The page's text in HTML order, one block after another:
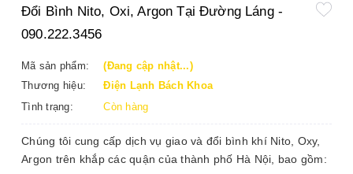
Đổi Bình Nito, Oxi, Argon Tại Đường Láng -
090.222.3456
Mã sản phẩm:
(Đang cập nhật...)
Thương hiệu:
Điện Lạnh Bách Khoa
Tình trạng:
Còn hàng
Chúng tôi cung cấp dịch vụ giao và đổi bình khí Nito, Oxy,
Argon trên khắp các quận của thành phố Hà Nội, bao gồm: